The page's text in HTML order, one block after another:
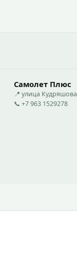
Самолет Плюс
📍 улица Кудряшова
📞 +7 963 1529278